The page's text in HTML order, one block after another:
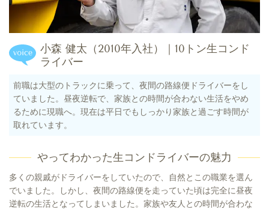
小森 健太 （2010年入社）
｜10トン生コンド
ライバー
前職は大型のトラックに乗って、夜間の路線便ドライバーをし
ていました。昼夜逆転で、家族との時間が合わない生活をやめ
るために現職へ。現在は平日でもしっかり家族と過ごす時間が
取れています。
やってわかった生コンドライバーの魅力
多くの親戚がドライバーをしていたので、自然とこの職業を選ん
でいました。しかし、夜間の路線便を走っていた頃は完全に昼夜
逆転の生活となってしまいました。家族や友人との時間が合わな